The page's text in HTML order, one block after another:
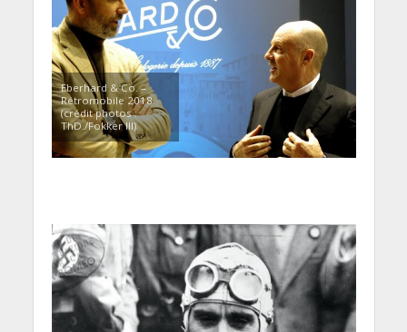
Eberhard & Co. –
Rétromobile 2018
(crédit photos :
ThD./Fokker III)